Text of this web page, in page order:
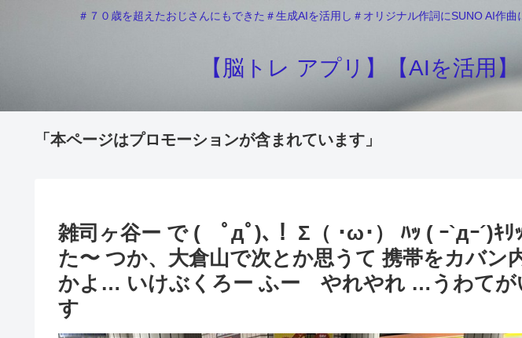
＃７０歳を超えたおじさんにもできた＃生成AIを活用し＃オリジナル作詞にSUNO AI作
【脳トレ アプリ】【AIを活用
「本ページはプロモーションが含まれています」
雑司ヶ谷ー で ( ﾟдﾟ)､！ Σ（ ･ω･） ﾊｯ ( ｰ`дｰ´)ｷﾘ
た〜 つか、大倉山で次とか思うて 携帯をカバン
かよ… いけぶくろー ふー やれやれ …うわて
す